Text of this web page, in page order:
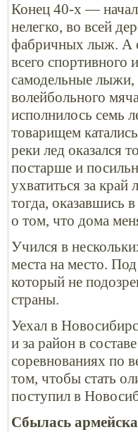
Конец 40-x —
нелегко, во всей
фабричных лыж. А о
всего спортивного
самодельные лыжи,
волейбольного
исполнилось семь
товарищем
реки лед оказался
постарше и
ухватиться за
тогда, оказавшись
о том, что дома
Учился в
места на место.
который не
страны.
Уехал в
и за район в
соревнованиях по
том, чтобы стать
поступил в
Сбылась